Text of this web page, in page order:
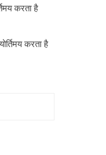
करता है
करता है